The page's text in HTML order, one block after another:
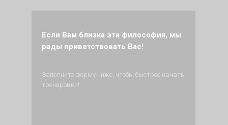
Если Вам близка эта философия, мы
рады приветствовать Вас!
Заполните форму ниже, чтобы быстрее начать
тренировки!